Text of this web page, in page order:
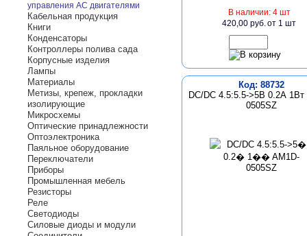
управления AC двигателями
Кабельная продукция
Книги
Конденсаторы
Контроллеры полива сада
Корпусные изделия
Лампы
Материалы
Метизы, крепеж, прокладки
изолирующие
Микросхемы
Оптические принадлежности
Оптоэлектроника
Паяльное оборудование
Переключатели
Приборы
Промышленная мебель
Резисторы
Реле
Светодиоды
Силовые диоды и модули
В наличии: 4 шт
420,00 руб.от 1 шт
Код: 88732
DC/DC 4.5:5.5->5В 0.2А 1Вт
0505SZ